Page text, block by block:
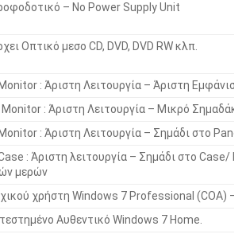
– No Power Supply Unit
Οπτικό μεσο CD, DVD, DVD RW κλπ.
: Άριστη Λειτουργία – Άριστη Εμφάνιση
: Άριστη Λειτουργία – Μικρό
: Άριστη Λειτουργία – Σημάδι στο
: Άριστη λειτουργία – Σημάδι στο Case/
μερών
χρήστη Windows 7 Professional (COA) –
Αυθεντικό Windows 7 Home.